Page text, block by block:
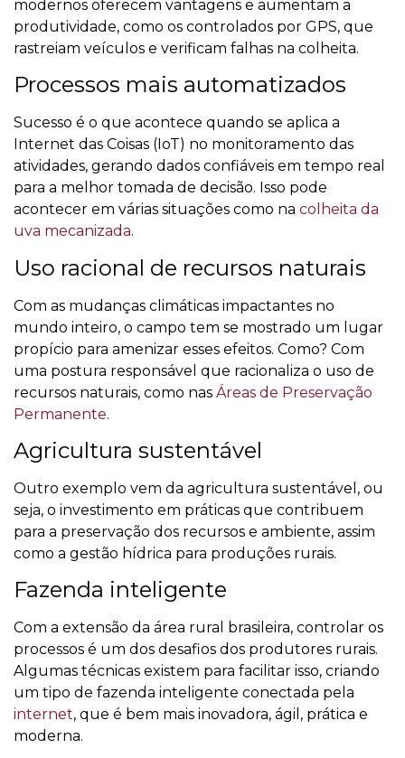
modernos oferecem vantagens e aumentam a
produtividade, como os controlados por GPS, que
rastreiam veículos e verificam falhas na colheita.
Processos mais automatizados
Sucesso é o que acontece quando se aplica a
Internet das Coisas (IoT) no monitoramento das
atividades, gerando dados confiáveis em tempo real
para a melhor tomada de decisão. Isso pode
acontecer em várias situações como na colheita da
uva mecanizada.
Uso racional de recursos naturais
Com as mudanças climáticas impactantes no
mundo inteiro, o campo tem se mostrado um lugar
propício para amenizar esses efeitos. Como? Com
uma postura responsável que racionaliza o uso de
recursos naturais, como nas Áreas de Preservação
Permanente.
Agricultura sustentável
Outro exemplo vem da agricultura sustentável, ou
seja, o investimento em práticas que contribuem
para a preservação dos recursos e ambiente, assim
como a gestão hídrica para produções rurais.
Fazenda inteligente
Com a extensão da área rural brasileira, controlar os
processos é um dos desafios dos produtores rurais.
Algumas técnicas existem para facilitar isso, criando
um tipo de fazenda inteligente conectada pela
internet, que é bem mais inovadora, ágil, prática e
moderna.